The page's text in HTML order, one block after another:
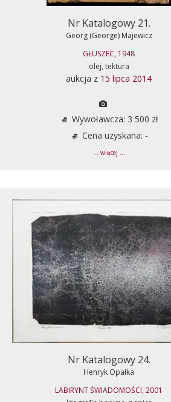
Nr Katalogowy 21.
Georg (George) Majewicz
GŁUSZEC, 1948
olej, tektura
aukcja z 15 lipca 2014
Wywoławcza: 3 500 zł
Cena uzyskana: -
... więcej ...
Nr Katalogowy 24.
Henryk Opałka
LABIRYNT ŚWIADOMOŚCI, 2001